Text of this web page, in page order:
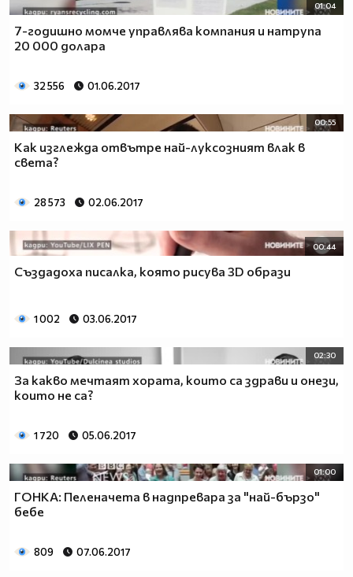
01:04
7-годишно момче управлява компания и натрупа
20 000 долара
32 556 01.06.2017
00:55
Как изглежда отвътре най-луксозният влак в
света?
28 573 02.06.2017
00:44
Създадоха писалка, която рисува 3D образи
1 002 03.06.2017
02:30
За какво мечтаят хората, които са здрави и онези,
които не са?
1 720 05.06.2017
01:00
ГОНКА: Пеленачета в надпревара за "най-бързо"
бебе
809 07.06.2017